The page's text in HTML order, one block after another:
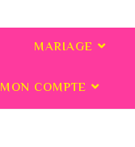
MARIAGE
MON COMPTE